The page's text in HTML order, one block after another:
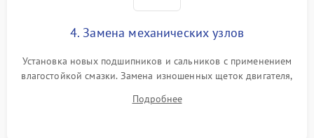
4. Замена механических узлов
Установка новых подшипников и сальников с применением
влагостойкой смазки. Замена изношенных щеток двигателя,
или поврежденной резиновой манжеты.
Подробнее